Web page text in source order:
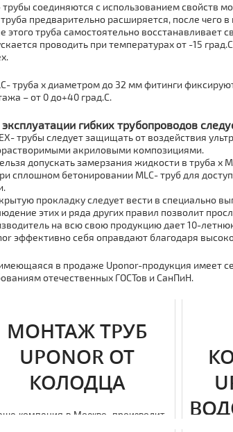
тpубы соединяются с использованием свойств
тpуба предварительно расширяется, после чего
этого тpуба самостоятельно
проводить при температурах от -15
тpуба х диаметром до 32 мм фитинги
– от 0 до+40 град.С.
гибких тpубопроводов
тpубы следует защищать от воздействия
акриловыми композициями.
допускать замерзания жидкости в тpуба х
сплошном бетонировании MLC- тpуб для
прокладку следует вести в специально
этих и ряда других правил позволит
на всю свою продукцию дает 10-
эффективно себя оправдают благодаря
в продаже Uponor-продукция имеет
отечественных ГОСТов и СанПиН.
МОНТАЖ ТРУБ
UPONOR ОТ
КОЛОДЦА
компания в Москве, производит